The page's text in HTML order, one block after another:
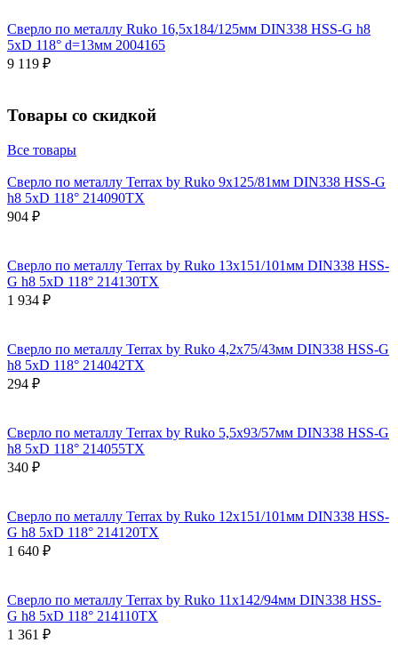
Сверло по металлу Ruko 16,5x184/125мм DIN338 HSS-G h8
5xD 118° d=13мм 2004165
9 119 ₽
Товары со скидкой
Все товары
Сверло по металлу Terrax by Ruko 9x125/81мм DIN338 HSS-G
h8 5xD 118° 214090TX
904 ₽
Сверло по металлу Terrax by Ruko 13x151/101мм DIN338 HSS-
G h8 5xD 118° 214130TX
1 934 ₽
Сверло по металлу Terrax by Ruko 4,2x75/43мм DIN338 HSS-G
h8 5xD 118° 214042TX
294 ₽
Сверло по металлу Terrax by Ruko 5,5x93/57мм DIN338 HSS-G
h8 5xD 118° 214055TX
340 ₽
Сверло по металлу Terrax by Ruko 12x151/101мм DIN338 HSS-
G h8 5xD 118° 214120TX
1 640 ₽
Сверло по металлу Terrax by Ruko 11x142/94мм DIN338 HSS-
G h8 5xD 118° 214110TX
1 361 ₽